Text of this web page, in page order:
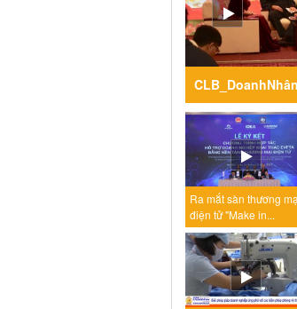
Ra mắt sàn thương
điện tử "Make in...